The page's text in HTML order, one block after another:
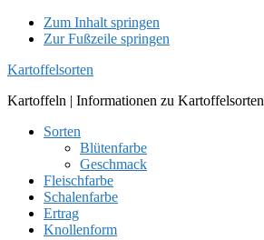
Zum Inhalt springen
Zur Fußzeile springen
Kartoffelsorten
Kartoffeln | Informationen zu Kartoffelsorten
Sorten
Blütenfarbe
Geschmack
Fleischfarbe
Schalenfarbe
Ertrag
Knollenform